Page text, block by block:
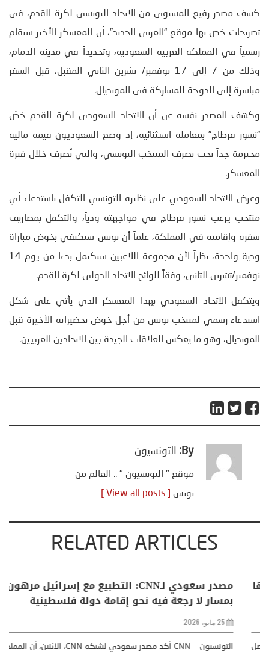
كشف مصدر رفيع المستوى من الاتحاد التونسي لكرة القدم، في
تصريحات خص بها موقع “العربي الجديد”، أن المعسكر الأخير سيقام
رسمياً في المملكة العربية السعودية، وتحديداً في مدينة الدمام،
وذلك من 7 إلى 17 نوفمبر/ تشرين الثاني المقبل، قبل السفر
مباشرة إلى الدوحة للمشاركة في المونديال.
وكشف المصدر نفسه عن أن الاتحاد السعودي لكرة القدم خصّ
“نسور قرطاج” بمعاملة استثنائية، إذ وضع السعوديون قيمة مالية
محترمة جداً تحت تصرف المنتخب التونسي، والتي تُصرف خلال فترة
المعسكر.
وعرض الاتحاد السعودي على نظيره التونسي التكفل باستدعاء أي
منتخب يرغب نسور قرطاج في مواجهته ودياً، والتكفل بمصاريف
سفره وإقامته في المملكة، علماً أن تونس ستكتفي بخوض مباراة
ودية واحدة، نظراً لأن مجموعة اللاعبين ستكتمل بدءا من يوم 14
نوفمبر/تشرين الثاني، وفقاً للوائح الاتحاد الدولي لكرة القدم.
ويتكفل الاتحاد السعودي بهذا المعسكر الذي يأتي على شكل
استدعاء رسمي لمنتخب تونس من أجل خوض تحضيراته الأخيرة قبل
المونديال، وهو ما يعكس العلاقات الجيدة بين الاتحادين العربيين.
By: التونسيون
موقع " التونسيون " .. العالم من
تونس
RELATED ARTICLES
البابا: “لا أخشى ترامب” .. ردا على انتقادات وجهها
له الرئيس الأمريكي
قال البابا لاون الرابع عشر إنه “لا يخشى” إدارة ترامب، وإنه سيواصل